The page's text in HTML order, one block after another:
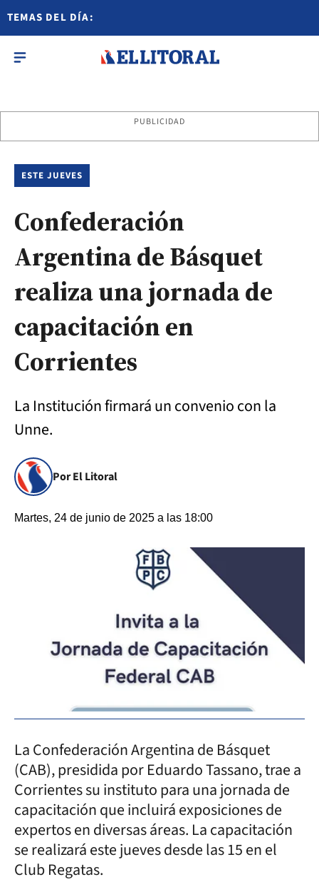
TEMAS DEL DÍA:
PUBLICIDAD
ESTE JUEVES
Confederación
Argentina de Básquet
realiza una jornada de
capacitación en
Corrientes
La Institución firmará un convenio con la
Unne.
Por El Litoral
Martes, 24 de junio de 2025 a las 18:00
La Confederación Argentina de Básquet
(CAB), presidida por Eduardo Tassano, trae a
Corrientes su instituto para una jornada de
capacitación que incluirá exposiciones de
expertos en diversas áreas. La capacitación
se realizará este jueves desde las 15 en el
Club Regatas.